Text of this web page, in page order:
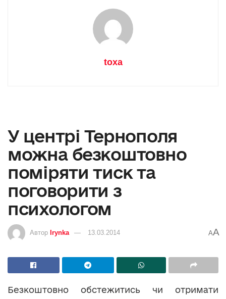
toxa
У центрі Тернополя
можна безкоштовно
поміряти тиск та
поговорити з
психологом
Автор Irynka 13.03.2014 AA
Безкоштовно обстежитись чи отримати